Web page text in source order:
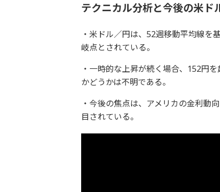
テクニカル分析と今後の米ド
・米ドル／円は、52週移動平均線を
岐点とされている。
・一時的な上昇が続く場合、152円
かどうかは不明である。
・今後の焦点は、アメリカの金利動
目されている。